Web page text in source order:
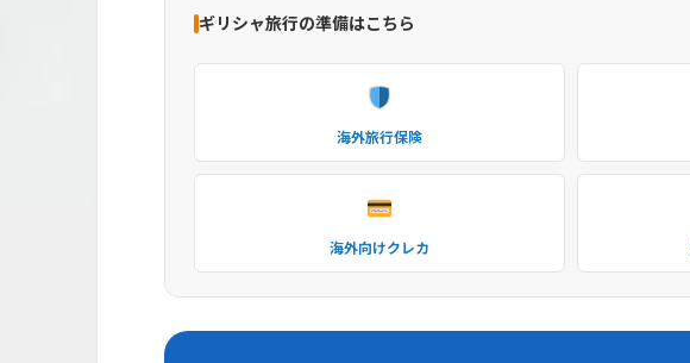
ギリシャ旅行の準備はこちら
海外旅行保険
海外向けクレカ